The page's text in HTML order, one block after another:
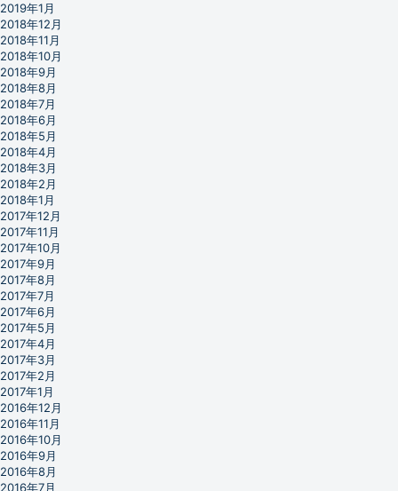
2019年1月
2018年12月
2018年11月
2018年10月
2018年9月
2018年8月
2018年7月
2018年6月
2018年5月
2018年4月
2018年3月
2018年2月
2018年1月
2017年12月
2017年11月
2017年10月
2017年9月
2017年8月
2017年7月
2017年6月
2017年5月
2017年4月
2017年3月
2017年2月
2017年1月
2016年12月
2016年11月
2016年10月
2016年9月
2016年8月
2016年7月